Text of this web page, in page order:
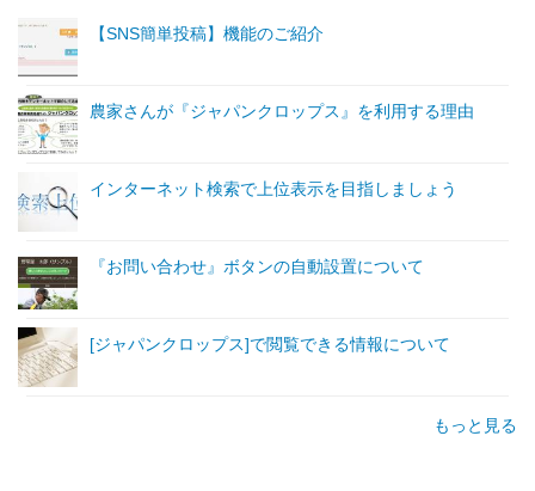
【SNS簡単投稿】機能のご紹介
農家さんが『ジャパンクロップス』を利用する理由
インターネット検索で上位表示を目指しましょう
『お問い合わせ』ボタンの自動設置について
[ジャパンクロップス]で閲覧できる情報について
もっと見る